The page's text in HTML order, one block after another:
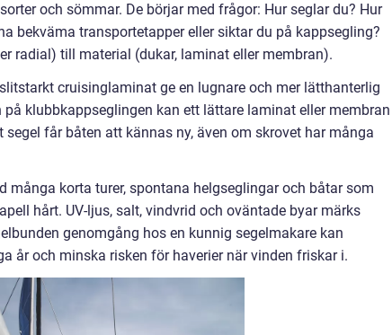
och sömmar. De börjar med frågor: Hur seglar du? Hur
bekväma transportetapper eller siktar du på kappsegling?
radial) till material (dukar, laminat eller membran).
cruisinglaminat ge en lugnare och mer lätthanterlig
klubbkappseglingen kan ett lättare laminat eller membran
får båten att kännas ny, även om skrovet har många
många korta turer, spontana helgseglingar och båtar som
hårt. UV-ljus, salt, vindvrid och oväntade byar märks
genomgång hos en kunnig segelmakare kan
år och minska risken för haverier när vinden friskar i.